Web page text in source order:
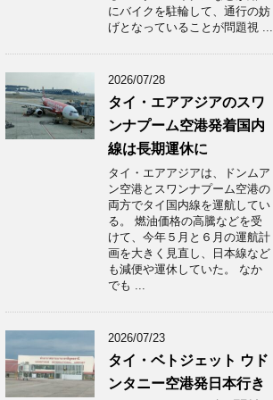
にバイクを駐輪して、通行の妨
げとなっていることが問題視 ...
2026/07/28
タイ・エアアジアのスワ
ンナプーム空港発着国内
線は長期運休に
タイ・エアアジアは、ドンムア
ン空港とスワンナプーム空港の
両方でタイ国内線を運航してい
る。 燃油価格の高騰などを受
けて、今年５月と６月の運航計
画を大きく見直し、日本線など
も減便や運休していた。 なか
でも ...
2026/07/23
タイ・ベトジェット ウド
ンタニー空港発日本行き